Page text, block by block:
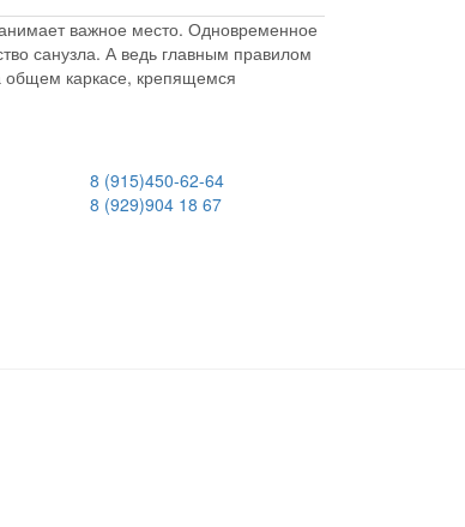
важное место. Одновременное
санузла. А ведь главным правилом
общем каркасе, крепящемся
8 (915)450-62-64
8 (929)904 18 67